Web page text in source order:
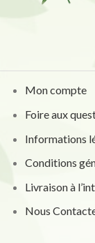
Mon compte
Foire aux
Informations
Conditions
Livraison à
Nous